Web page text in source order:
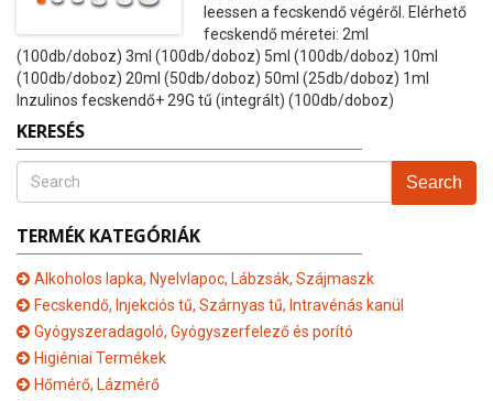
leessen a fecskendő végéről. Elérhető
fecskendő méretei: 2ml
(100db/doboz) 3ml (100db/doboz) 5ml (100db/doboz) 10ml
(100db/doboz) 20ml (50db/doboz) 50ml (25db/doboz) 1ml
Inzulinos fecskendő+ 29G tű (integrált) (100db/doboz)
KERESÉS
Search
TERMÉK KATEGÓRIÁK
Alkoholos lapka, Nyelvlapoc, Lábzsák, Szájmaszk
Fecskendő, Injekciós tű, Szárnyas tű, Intravénás kanül
Gyógyszeradagoló, Gyógyszerfelező és porító
Higiéniai Termékek
Hőmérő, Lázmérő